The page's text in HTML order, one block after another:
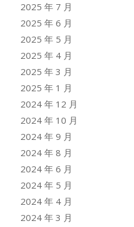
2025 年 7 月
2025 年 6 月
2025 年 5 月
2025 年 4 月
2025 年 3 月
2025 年 1 月
2024 年 12 月
2024 年 10 月
2024 年 9 月
2024 年 8 月
2024 年 6 月
2024 年 5 月
2024 年 4 月
2024 年 3 月